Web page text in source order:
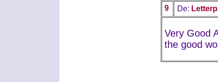
9 De:
Very Good
the good